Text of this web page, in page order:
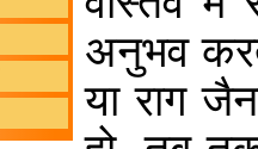
अनुभव करते
या राग